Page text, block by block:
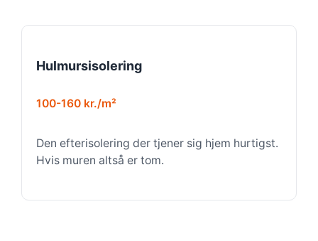
Hulmursisolering
100-160 kr./m²
Den efterisolering der tjener sig hjem hurtigst.
Hvis muren altså er tom.